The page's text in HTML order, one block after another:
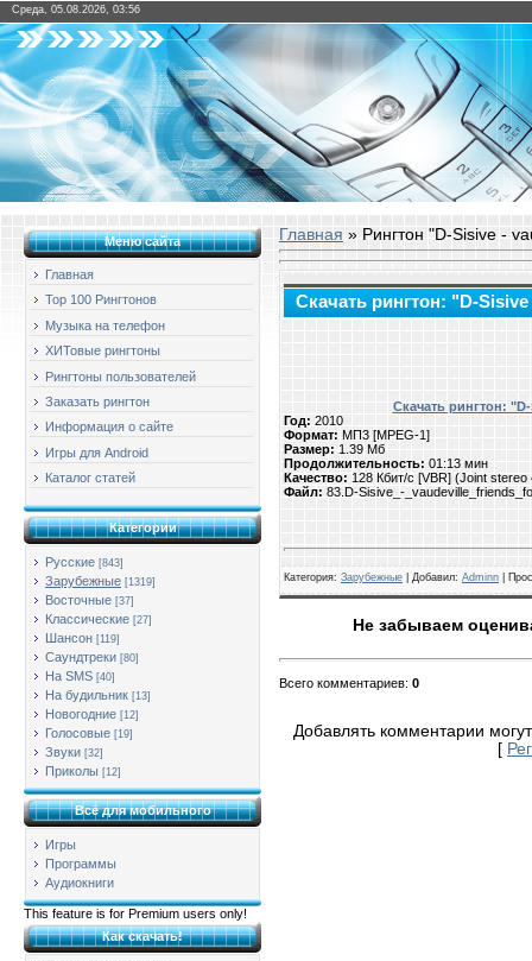
Среда, 05.08.2026, 03:56
Меню сайта
Главная
Top 100 Рингтонов
Музыка на телефон
ХИТовые рингтоны
Рингтоны пользователей
Заказать рингтон
Информация о сайте
Игры для Android
Каталог статей
Категории
Русские [843]
Зарубежные [1319]
Восточные [37]
Классические [27]
Шансон [119]
Саундтреки [80]
На SMS [40]
На будильник [13]
Новогодние [12]
Голосовые [19]
Звуки [32]
Приколы [12]
Всё для мобильного
Игры
Программы
Аудиокниги
This feature is for Premium users only!
Как скачать!
Главная » Рингтон "D-Sisive -
Скачать рингтон: "D-
Скачать рингтон:
Год: 2010
Формат: МП3 [MPEG-1]
Размер: 1.39 Мб
Продолжительность: 01:13 мин
Качество: 128 Кбит/с [VBR] (Joint stereo
Файл: 83.D-Sisive_-
Категория: Зарубежные | Добавил: Adminn
Не забываем
Всего комментариев: 0
Добавлять комментарии
[